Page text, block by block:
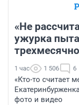
«Не
ужурка
1 час 1 506 6
«Кто-то считает
фото и видео